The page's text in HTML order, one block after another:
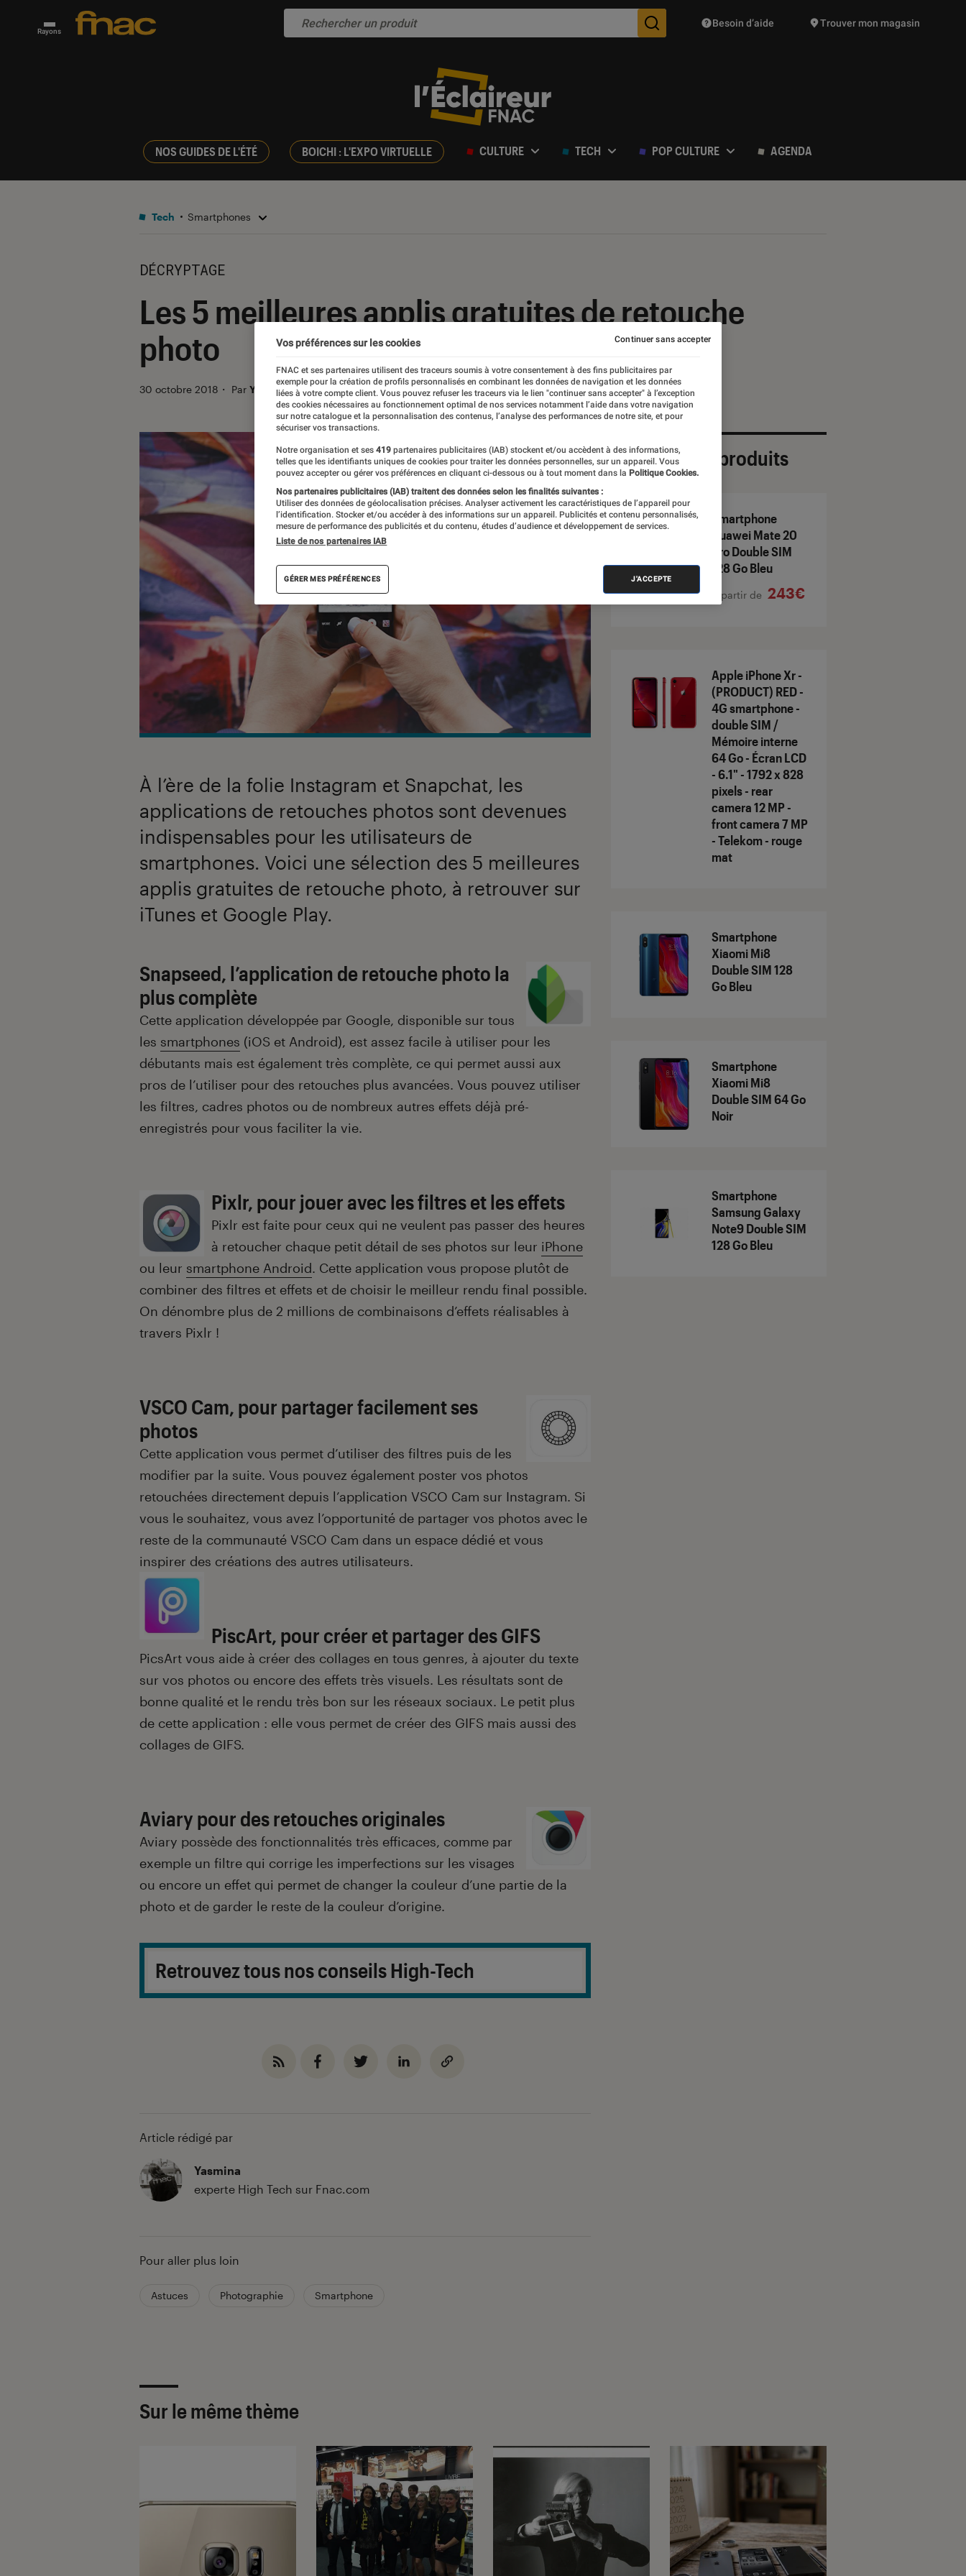
Rayons Des suggestions de produits vont vous être proposées
Besoin d’aide Trouver mon magasin
NOS GUIDES DE L'ÉTÉ BOICHI : L'EXPO VIRTUELLE CULTURE TECH POP CULTURE AGENDA
Tech Smartphones
DÉCRYPTAGE
Les 5 meilleures applis gratuites de retouche
photo
30 octobre 2018 ・ Par Yasmina
À l’ère de la folie Instagram et Snapchat, les
applications de retouches photos sont devenues
indispensables pour les utilisateurs de
smartphones. Voici une sélection des 5 meilleures
applis gratuites de retouche photo, à retrouver sur
iTunes et Google Play.
Introduction
Snapseed, l’application de retouche photo la
plus complète
Cette application développée par Google, disponible sur tous
les smartphones (iOS et Android), est assez facile à utiliser pour les
débutants mais est également très complète, ce qui permet aussi aux
pros de l’utiliser pour des retouches plus avancées. Vous pouvez utiliser
les filtres, cadres photos ou de nombreux autres effets déjà pré-
enregistrés pour vous faciliter la vie.
Pixlr, pour jouer avec les filtres et les effets
Pixlr est faite pour ceux qui ne veulent pas passer des heures
à retoucher chaque petit détail de ses photos sur leur iPhone
ou leur smartphone Android. Cette application vous propose plutôt de
combiner des filtres et effets et de choisir le meilleur rendu final possible.
On dénombre plus de 2 millions de combinaisons d’effets réalisables à
travers Pixlr !
VSCO Cam, pour partager facilement ses
photos
Cette application vous permet d’utiliser des filtres puis de les
modifier par la suite. Vous pouvez également poster vos photos
retouchées directement depuis l’application VSCO Cam sur Instagram. Si
vous le souhaitez, vous avez l’opportunité de partager vos photos avec le
reste de la communauté VSCO Cam dans un espace dédié et vous
inspirer des créations des autres utilisateurs.
PiscArt, pour créer et partager des GIFS
PicsArt vous aide à créer des collages en tous genres, à ajouter du texte
sur vos photos ou encore des effets très visuels. Les résultats sont de
bonne qualité et le rendu très bon sur les réseaux sociaux. Le petit plus
de cette application : elle vous permet de créer des GIFS mais aussi des
collages de GIFS.
Aviary pour des retouches originales
Aviary possède des fonctionnalités très efficaces, comme par
exemple un filtre qui corrige les imperfections sur les visages
ou encore un effet qui permet de changer la couleur d’une partie de la
photo et de garder le reste de la couleur d’origine.
Retrouvez tous nos conseils High-Tech
Article rédigé par
Yasmina
experte High Tech sur Fnac.com
Pour aller plus loin
Astuces Photographie Smartphone
Sélection de produits
Smartphone
Huawei Mate 20
Pro Double SIM
128 Go Bleu
À partir de 243€
Apple iPhone Xr -
(PRODUCT) RED -
4G smartphone -
double SIM /
Mémoire interne
64 Go - Écran LCD
- 6.1" - 1792 x 828
pixels - rear
camera 12 MP -
front camera 7 MP
- Telekom - rouge
mat
Smartphone
Xiaomi Mi8
Double SIM 128
Go Bleu
Smartphone
Xiaomi Mi8
Double SIM 64 Go
Noir
Smartphone
Samsung Galaxy
Note9 Double SIM
128 Go Bleu
Sur le même thème
Vos préférences sur les cookies
FNAC et ses partenaires utilisent des traceurs soumis à votre consentement à des fins publicitaires par
exemple pour la création de profils personnalisés en combinant les données de navigation et les données
liées à votre compte client. Vous pouvez refuser les traceurs via le lien "continuer sans accepter" à l’exception
des cookies nécessaires au fonctionnement optimal de nos services notamment l’aide dans votre navigation
sur notre catalogue et la personnalisation des contenus, l’analyse des performances de notre site, et pour
sécuriser vos transactions.
Notre organisation et ses 419 partenaires publicitaires (IAB) stockent et/ou accèdent à des informations,
telles que les identifiants uniques de cookies pour traiter les données personnelles, sur un appareil. Vous
pouvez accepter ou gérer vos préférences en cliquant ci-dessous ou à tout moment dans la Politique Cookies.
Nos partenaires publicitaires (IAB) traitent des données selon les finalités suivantes :
Utiliser des données de géolocalisation précises. Analyser activement les caractéristiques de l’appareil pour
l’identification. Stocker et/ou accéder à des informations sur un appareil. Publicités et contenu personnalisés,
mesure de performance des publicités et du contenu, études d’audience et développement de services.
Liste de nos partenaires IAB
GÉRER MES PRÉFÉRENCES J'ACCEPTE
Continuer sans accepter